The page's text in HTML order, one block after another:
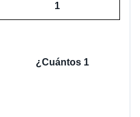
1
¿Cuántos 1